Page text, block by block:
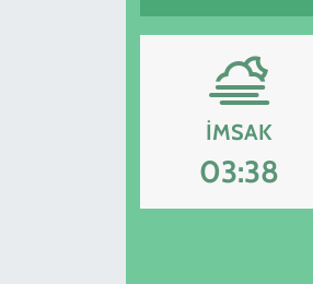
İMSAK
03:38